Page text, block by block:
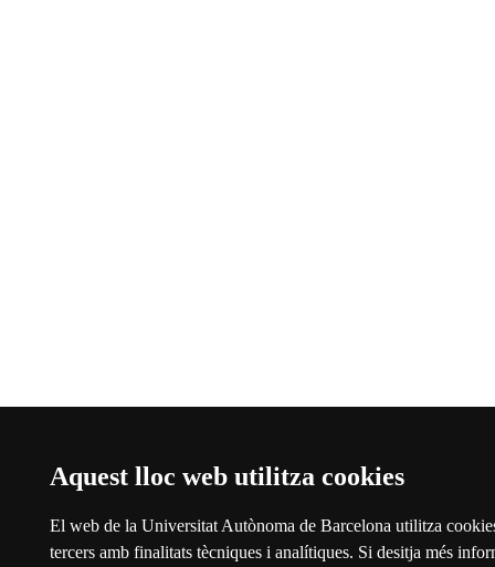
Aquest lloc web utilitza cookies
El web de la Universitat Autònoma de Barcelona utilitza
tercers amb finalitats tècniques i analítiques. Si desitja més